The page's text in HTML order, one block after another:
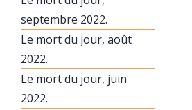
septembre 2022.
Le mort du jour, août
2022.
Le mort du jour, juin
2022.